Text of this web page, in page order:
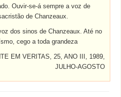
Ouvir-se-á sempre a voz de
de Chanzeaux.
dos sinos de Chanzeaux. Até no
cego a toda grandeza
EM VERITAS, 25, ANO III, 1989,
JULHO-AGOSTO